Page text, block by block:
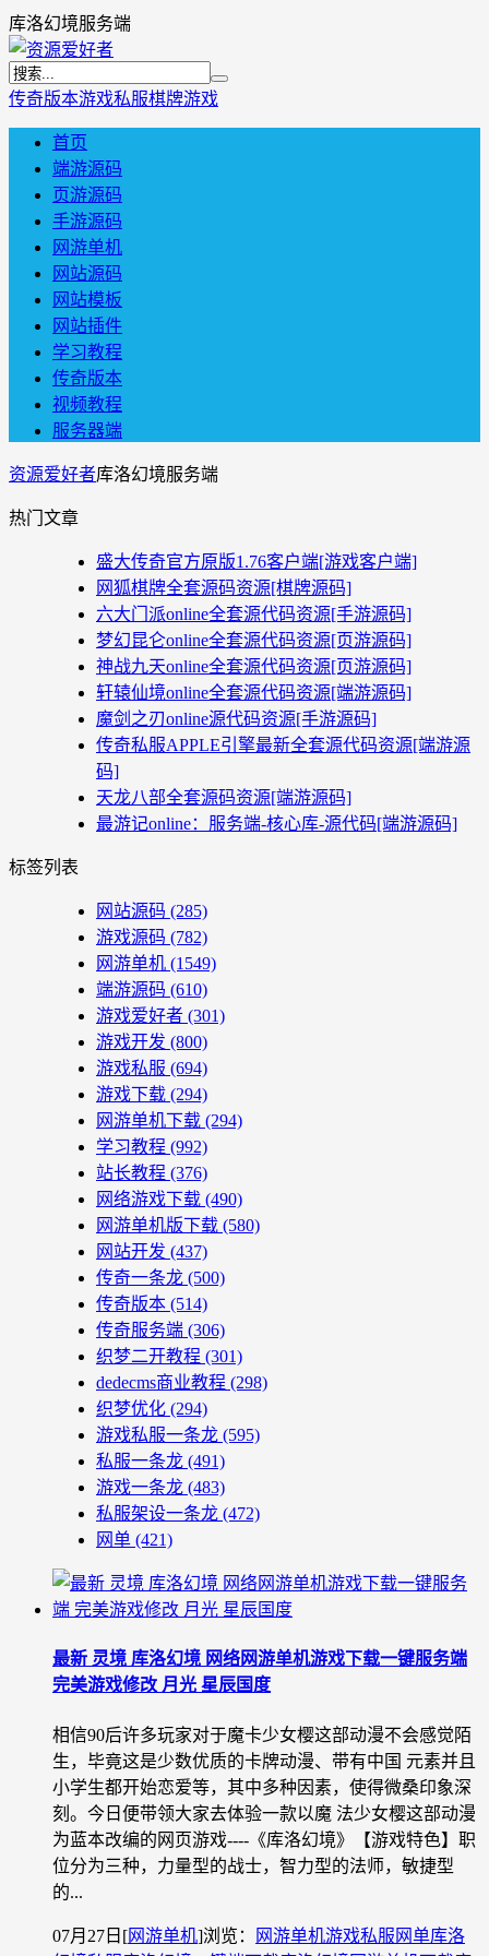
库洛幻境服务端
传奇版本游戏私服棋牌游戏
首页
端游源码
页游源码
手游源码
网游单机
网站源码
网站模板
网站插件
学习教程
传奇版本
视频教程
服务器端
资源爱好者库洛幻境服务端
热门文章
盛大传奇官方原版1.76客户端[游戏客户端]
网狐棋牌全套源码资源[棋牌源码]
六大门派online全套源代码资源[手游源码]
梦幻昆仑online全套源代码资源[页游源码]
神战九天online全套源代码资源[页游源码]
轩辕仙境online全套源代码资源[端游源码]
魔剑之刃online源代码资源[手游源码]
传奇私服APPLE引擎最新全套源代码资源[端游源
码]
天龙八部全套源码资源[端游源码]
最游记online：服务端-核心库-源代码[端游源码]
标签列表
网站源码 (285)
游戏源码 (782)
网游单机 (1549)
端游源码 (610)
游戏爱好者 (301)
游戏开发 (800)
游戏私服 (694)
游戏下载 (294)
网游单机下载 (294)
学习教程 (992)
站长教程 (376)
网络游戏下载 (490)
网游单机版下载 (580)
网站开发 (437)
传奇一条龙 (500)
传奇版本 (514)
传奇服务端 (306)
织梦二开教程 (301)
dedecms商业教程 (298)
织梦优化 (294)
游戏私服一条龙 (595)
私服一条龙 (491)
游戏一条龙 (483)
私服架设一条龙 (472)
网单 (421)
最新 灵境 库洛幻境 网络网游单机游戏下载一键服务端
完美游戏修改 月光 星辰国度
相信90后许多玩家对于魔卡少女樱这部动漫不会感觉陌
生，毕竟这是少数优质的卡牌动漫、带有中国 元素并且
小学生都开始恋爱等，其中多种因素，使得微桑印象深
刻。今日便带领大家去体验一款以魔 法少女樱这部动漫
为蓝本改编的网页游戏----《库洛幻境》【游戏特色】职
位分为三种，力量型的战士，智力型的法师，敏捷型
的...
07月27日 [网游单机]浏览： 网游单机游戏私服 网单库洛